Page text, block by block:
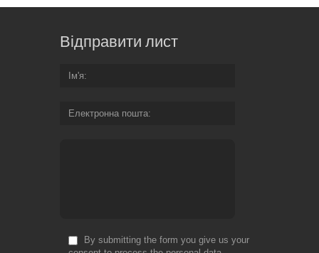
Відправити лист
Ім'я
Електронна пошта
By submitting the form you give us your